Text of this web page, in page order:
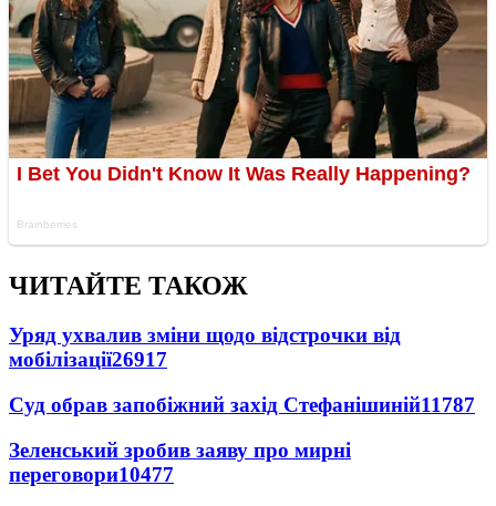
ЧИТАЙТЕ ТАКОЖ
Уряд ухвалив зміни щодо відстрочки від
мобілізації26917
Суд обрав запобіжний захід Стефанішиній11787
Зеленський зробив заяву про мирні
переговори10477